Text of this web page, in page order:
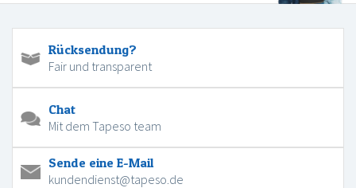
Rücksendung?
Fair und transparent
Chat
Mit dem Tapeso team
Sende eine E-Mail
kundendienst@tapeso.de